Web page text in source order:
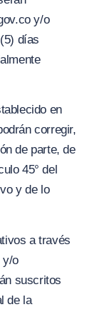
y/o
días
en
corregir,
de parte, de
45° del
y de lo
a través
y/o
suscritos
de la